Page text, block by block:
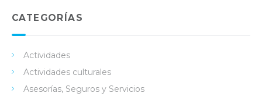
in
ok
e
CATEGORÍAS
Actividades
Actividades culturales
Asesorías, Seguros y Servicios